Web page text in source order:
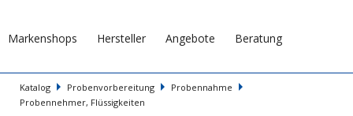
Markenshops Hersteller Angebote Beratung
Katalog Probenvorbereitung
Probennahme
Probennehmer, Flüssigkeiten